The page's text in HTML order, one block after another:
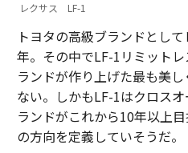
レクサス LF-1
トヨタの高級ブランドとし
年。その中でLF-1リミット
ランドが作り上げた最も美
ない。しかもLF-1はクロス
ランドがこれから10年以上
の方向を定義していそうだ。